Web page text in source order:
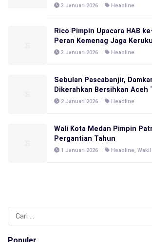
3 Januari 2026 Headline
Rico Pimpin Upacara HAB
Peran Kemenag Jaga
3 Januari 2026 Headline
Sebulan Pascabanjir,
Dikerahkan Bersihkan Aceh
2 Januari 2026 Headline
Wali Kota Medan Pimpin
Pergantian Tahun
1 Januari 2026 Headline, Wakil
Cari
untuk: